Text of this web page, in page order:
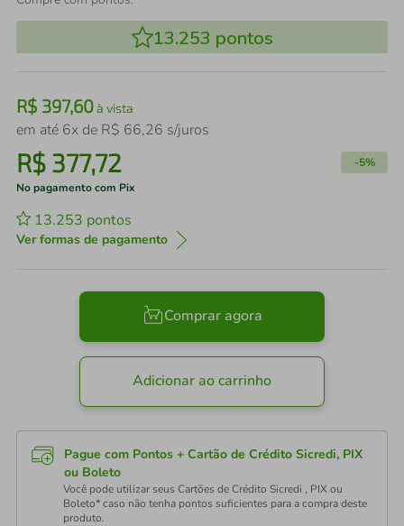
13.253 pontos
R$ 397,60à vista
em até 6x de R$ 66,26 s/juros
R$ 377,72 -5%
No pagamento com Pix
13.253 pontos
Ver formas de pagamento
Comprar agora
Adicionar ao carrinho
Pague com Pontos + Cartão de Crédito Sicredi, PIX
ou Boleto
Você pode utilizar seus Cartões de Crédito Sicredi , PIX ou
Boleto* caso não tenha pontos suficientes para a compra deste
produto.